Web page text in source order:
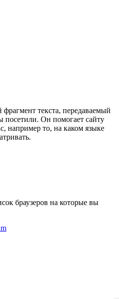
текста, передава­емый
посетили. Он помо­гает сайту
например то, на каком языке
браузеров на которые вы